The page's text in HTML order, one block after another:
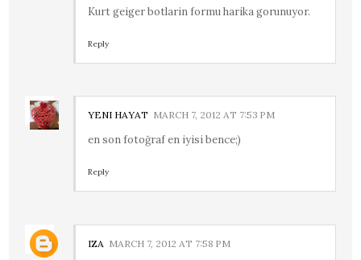
Kurt geiger botlarin formu harika gorunuyor.
Reply
YENI HAYAT MARCH 7, 2012 AT 7:53 PM
en son fotoğraf en iyisi bence;)
Reply
IZA MARCH 7, 2012 AT 7:58 PM